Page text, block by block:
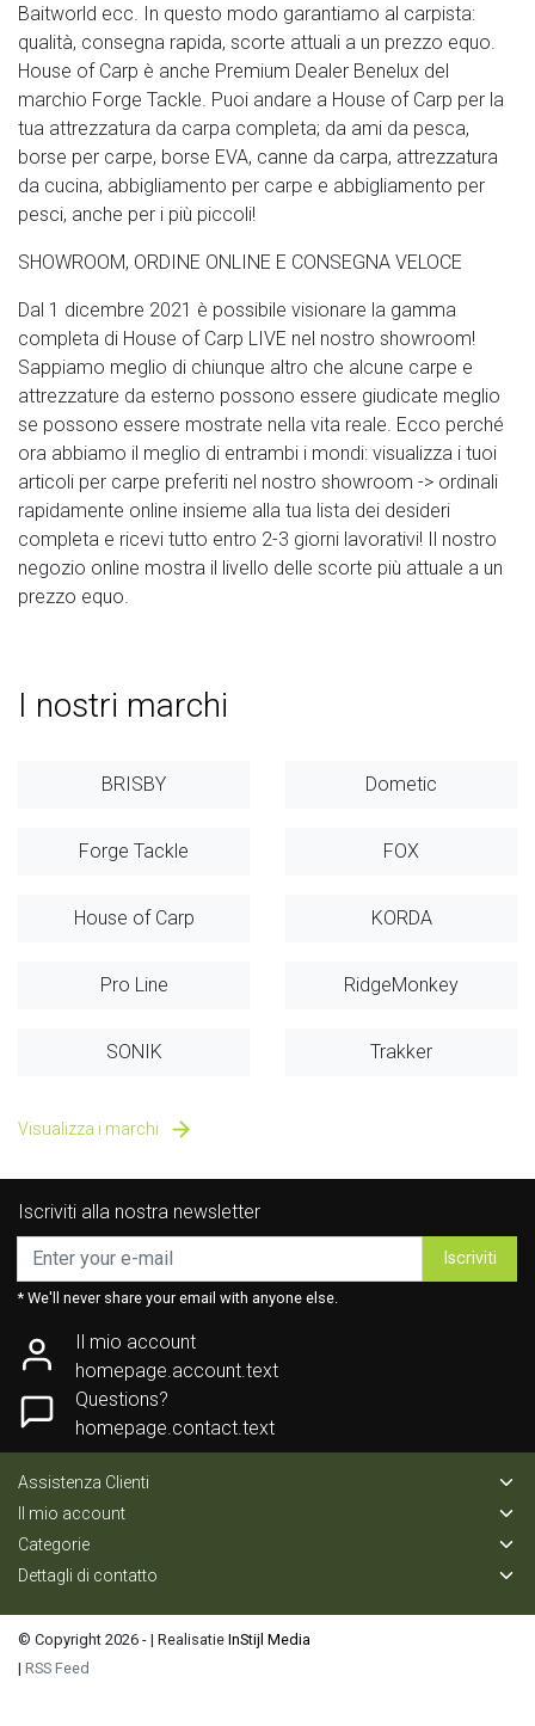
Baitworld ecc. In questo modo garantiamo al carpista:
qualità, consegna rapida, scorte attuali a un prezzo equo.
House of Carp è anche Premium Dealer Benelux del
marchio Forge Tackle. Puoi andare a House of Carp per la
tua attrezzatura da carpa completa; da ami da pesca,
borse per carpe, borse EVA, canne da carpa, attrezzatura
da cucina, abbigliamento per carpe e abbigliamento per
pesci, anche per i più piccoli!
SHOWROOM, ORDINE ONLINE E CONSEGNA VELOCE
Dal 1 dicembre 2021 è possibile visionare la gamma
completa di House of Carp LIVE nel nostro showroom!
Sappiamo meglio di chiunque altro che alcune carpe e
attrezzature da esterno possono essere giudicate meglio
se possono essere mostrate nella vita reale. Ecco perché
ora abbiamo il meglio di entrambi i mondi: visualizza i tuoi
articoli per carpe preferiti nel nostro showroom -> ordinali
rapidamente online insieme alla tua lista dei desideri
completa e ricevi tutto entro 2-3 giorni lavorativi! Il nostro
negozio online mostra il livello delle scorte più attuale a un
prezzo equo.
I nostri marchi
BRISBY Dometic
Forge Tackle FOX
House of Carp KORDA
Pro Line RidgeMonkey
SONIK Trakker
Visualizza i marchi
Iscriviti alla nostra newsletter
Iscriviti
* We'll never share your email with anyone else.
Il mio account
homepage.account.text
Questions?
homepage.contact.text
Assistenza Clienti
Il mio account
Categorie
Dettagli di contatto
© Copyright 2026 - | Realisatie InStijl Media
| RSS Feed